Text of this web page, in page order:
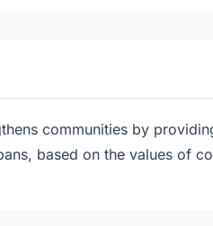
communities by
based on the values of